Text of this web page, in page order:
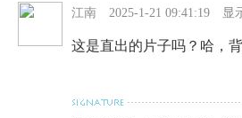
江南 2025-1-21 09:41:19 显
这是直出的片子吗？哈，